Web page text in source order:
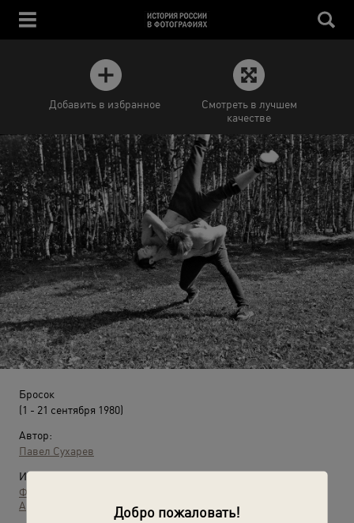
Добро пожаловать!
Добавить в избранное
Смотреть в лучшем
качестве
Бросок
(1 - 21 сентября 1980)
Автор:
Павел Сухарев
Источники:
Фотографии пользователей russiainphoto.ru
Архив Павла Сергеевича Сухарева